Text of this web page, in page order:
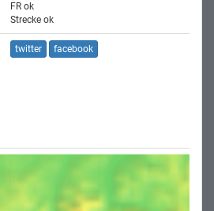
FR ok
Strecke ok
twitter facebook